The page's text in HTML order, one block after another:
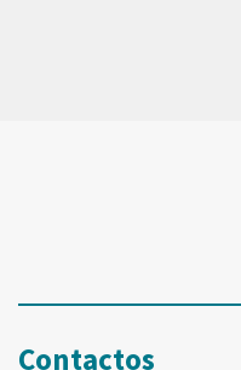
Contactos